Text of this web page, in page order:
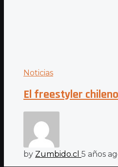
Noticias
El freestyler
by Zumbido.cl 5 años